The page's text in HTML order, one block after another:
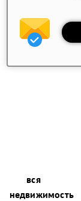
вся
недвижимость